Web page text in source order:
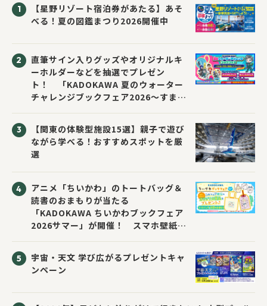
【星野リゾート宿泊券があたる】あそ
べる！夏の図鑑まつり2026開催中
直筆サイン入りグッズやオリジナルキ
ーホルダーなどを抽選でプレゼン
ト！ 「KADOKAWA 夏のウォーター
チャレンジブックフェア2026～すまな
【関東の体験型施設15選】親子で遊び
ながら学べる！おすすめスポットを厳
選
アニメ「ちいかわ」のトートバッグ＆
読書のおまもりが当たる
「KADOKAWA ちいかわブックフェア
2026サマー」が開催！ スマホ壁紙は
宇宙・天文 学び広がるプレゼントキャ
ンペーン